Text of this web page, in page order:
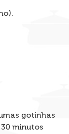
gotinhas
minutos